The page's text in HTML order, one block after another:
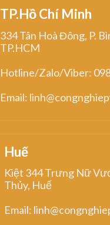
TP.Hồ Chí Minh
334 Tân Hoà Đông, P.
TP.HCM
Hotline/Zalo/Viber:
Email:
Huế
Kiệt 344 Trưng Nữ
Thủy, Huế
Email: